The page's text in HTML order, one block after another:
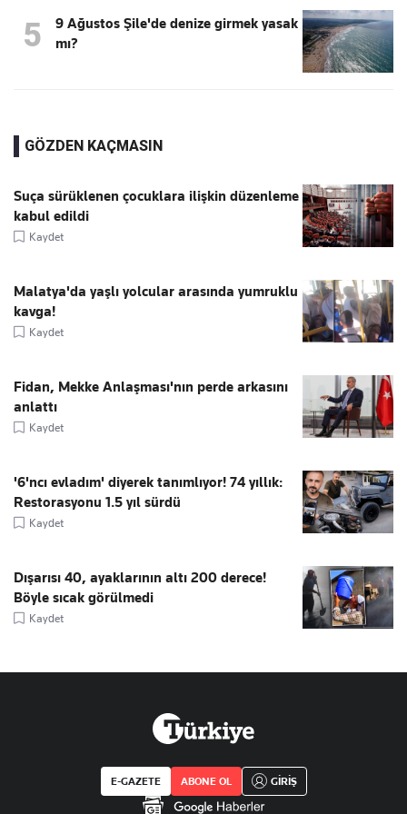
5
9 Ağustos Şile'de denize girmek yasak
mı?
GÖZDEN KAÇMASIN
Suça sürüklenen çocuklara ilişkin düzenleme
kabul edildi
Kaydet
Malatya'da yaşlı yolcular arasında yumruklu
kavga!
Kaydet
Fidan, Mekke Anlaşması'nın perde arkasını
anlattı
Kaydet
'6'ncı evladım' diyerek tanımlıyor! 74 yıllık:
Restorasyonu 1.5 yıl sürdü
Kaydet
Dışarısı 40, ayaklarının altı 200 derece!
Böyle sıcak görülmedi
Kaydet
E-GAZETE ABONE OL GİRİŞ